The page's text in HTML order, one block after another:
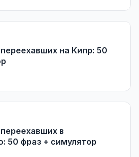
на Кипр: 50
в
50 фраз + симулятор